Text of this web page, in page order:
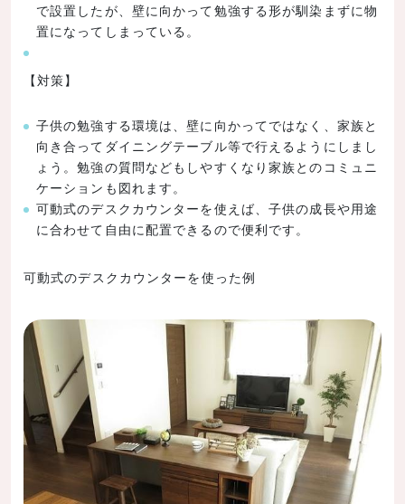
で設置したが、壁に向かって勉強する形が馴染まずに物
置になってしまっている。
【対策】
子供の勉強する環境は、壁に向かってではなく、家族と
向き合ってダイニングテーブル等で行えるようにしまし
ょう。勉強の質問などもしやすくなり家族とのコミュニ
ケーションも図れます。
可動式のデスクカウンターを使えば、子供の成長や用途
に合わせて自由に配置できるので便利です。
可動式のデスクカウンターを使った例